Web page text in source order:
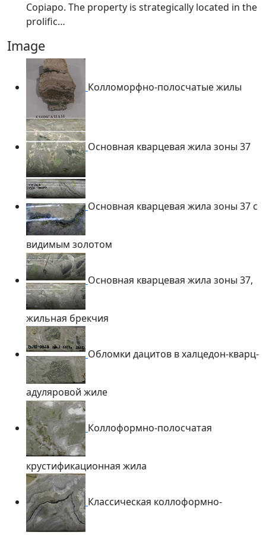
Copiapo. The property is strategically located in the
prolific…
Image
Колломорфно-полосчатые жилы
Основная кварцевая жила зоны 37
Основная кварцевая жила зоны 37 с
видимым золотом
Основная кварцевая жила зоны 37,
жильная брекчия
Обломки дацитов в халцедон-кварц-
адуляровой жиле
Коллоформно-полосчатая
крустификационная жила
Классическая коллоформно-